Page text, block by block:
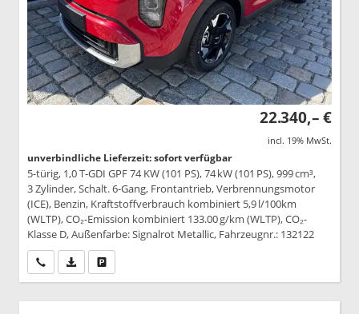
22.340,– €
incl. 19% MwSt.
unverbindliche Lieferzeit: sofort verfügbar
5-türig, 1,0 T-GDI GPF 74 KW (101 PS), 74 kW (101 PS), 999 cm³,
3 Zylinder, Schalt. 6-Gang, Frontantrieb, Verbrennungsmotor
(ICE), Benzin, Kraftstoffverbrauch kombiniert 5,9 l/100km
(WLTP), CO₂-Emission kombiniert 133.00 g/km (WLTP), CO₂-
Klasse D, Außenfarbe: Signalrot Metallic, Fahrzeugnr.: 132122
Wir rufen Sie anPDF-Datei, Fahrzeugexposé drucken